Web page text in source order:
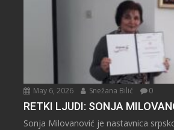
May 6, 2026 Snežana Bilić 0
RETKI LJUDI: SONJA
Sonja Milovanović je nastavnica